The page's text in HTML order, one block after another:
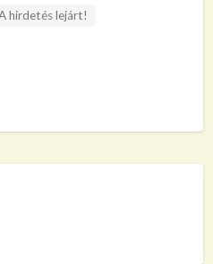
hirdetés lejárt!